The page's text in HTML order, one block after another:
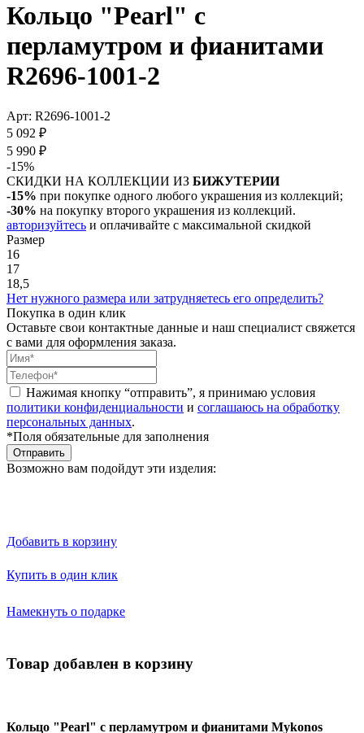
Кольцо "Pearl" с
перламутром и фианитами
R2696-1001-2
Арт: R2696-1001-2
5 092 ₽
5 990 ₽
-15%
СКИДКИ НА КОЛЛЕКЦИИ ИЗ БИЖУТЕРИИ
-15% при покупке одного любого украшения из коллекций;
-30% на покупку второго украшения из коллекций.
авторизуйтесь и оплачивайте с максимальной скидкой
Размер
16
17
18,5
Нет нужного размера или затрудняетесь его определить?
Покупка в один клик
Оставьте свои контактные данные и наш специалист свяжется
с вами для оформления заказа.
Нажимая кнопку “отправить”, я принимаю условия
политики конфиденциальности и соглашаюсь на обработку
персональных данных.
*Поля обязательные для заполнения
Отправить
Возможно вам подойдут эти изделия:
Добавить в корзину
Купить в один клик
Намекнуть о подарке
Товар добавлен в корзину
Кольцо "Pearl" с перламутром и фианитами Mykonos